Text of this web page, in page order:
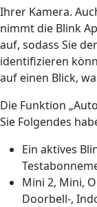
Ihrer Kamera.
nimmt die Blink
auf, sodass Sie
identifizieren
auf einen Blick,
Die Funktion
Sie Folgendes
Ein aktives
Mini 2, Mini,
Doorbell-,